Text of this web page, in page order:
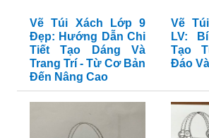
Vẽ Túi Xách Lớp 9
Đẹp: Hướng Dẫn Chi
Tiết Tạo Dáng Và
Trang Trí - Từ Cơ Bản
Đến Nâng Cao
Vẽ
LV:
Tạo
Đáo